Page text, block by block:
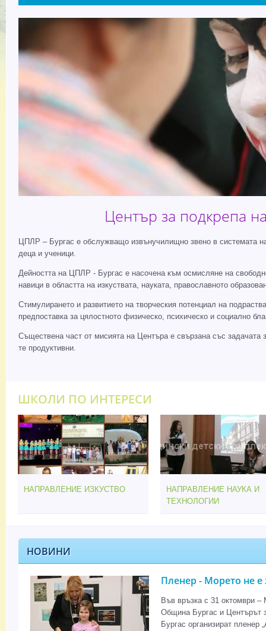
Център за подкрепа
ЦПЛР – Бургас е обслужващо извънучилищно звено в системата
деца и ученици.
Дейността на ЦПЛР - Бургас е насочена към осмисляне на
навици в областта на изкуствата, науката, православното
Стимулирането и развитието на творческия потенциал на
предпоставка за цялостното физическо, психическо и социално
Съществена част от мисията на Центъра е свързана със задачата
те продуктивни.
ШКОЛИ ПО ИНТЕРЕСИ
НАПРАВЛЕНИЕ ИЗКУСТВО
НАПРАВЛЕНИЕ НАУКА И
ТЕХНОЛОГИИ
НОВИНИ
Пленер - Морето не е
Във връзка с 31 октомври
Община Бургас и Центърът
Бургас организират